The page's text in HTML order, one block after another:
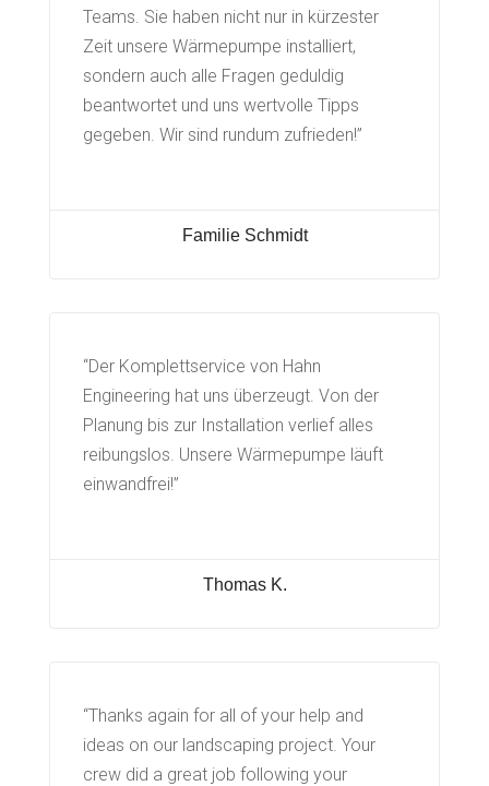
Teams. Sie haben nicht nur in kürzester
Zeit unsere Wärmepumpe installiert,
sondern auch alle Fragen geduldig
beantwortet und uns wertvolle Tipps
gegeben. Wir sind rundum zufrieden!”
Familie Schmidt
“Der Komplettservice von Hahn
Engineering hat uns überzeugt. Von der
Planung bis zur Installation verlief alles
reibungslos. Unsere Wärmepumpe läuft
einwandfrei!”
Thomas K.
“Thanks again for all of your help and
ideas on our landscaping project. Your
crew did a great job following your